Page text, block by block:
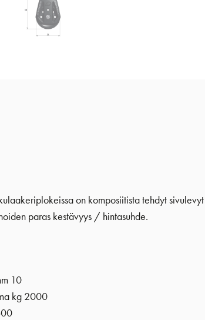
on komposiitista tehdyt
paras kestävyys / hintasuhde.
10
kg 2000